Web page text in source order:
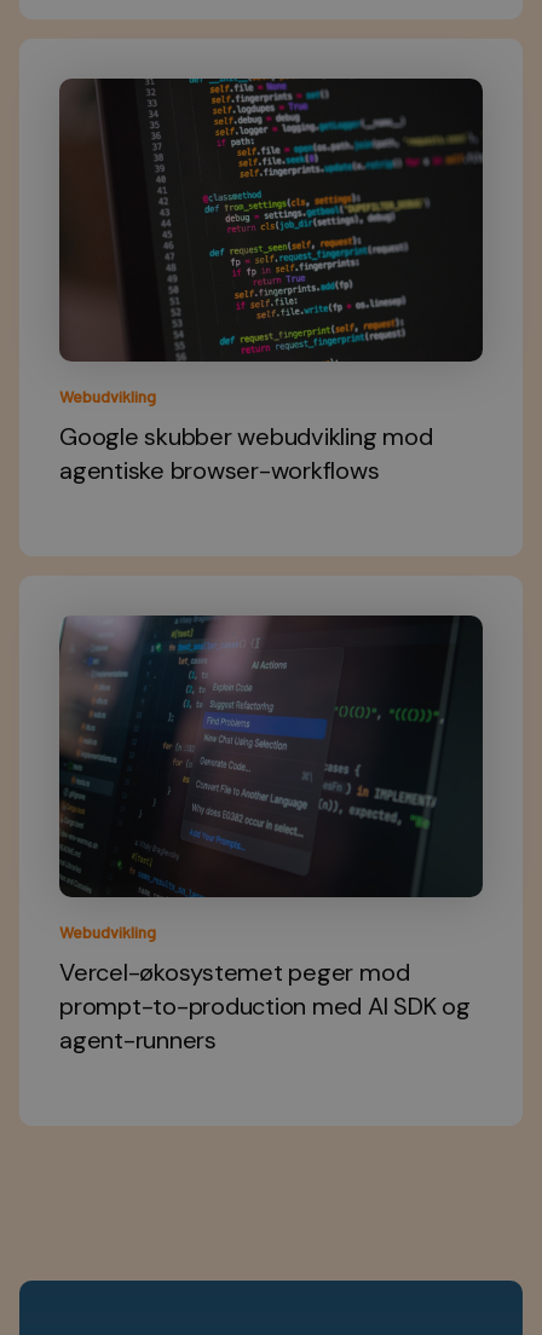
Webudvikling
Google skubber webudvikling mod
agentiske browser-workflows
Webudvikling
Vercel-økosystemet peger mod
prompt-to-production med AI SDK og
agent-runners